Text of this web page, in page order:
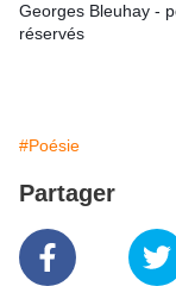
Georges Bleuhay -
réservés
#Poésie
Partager